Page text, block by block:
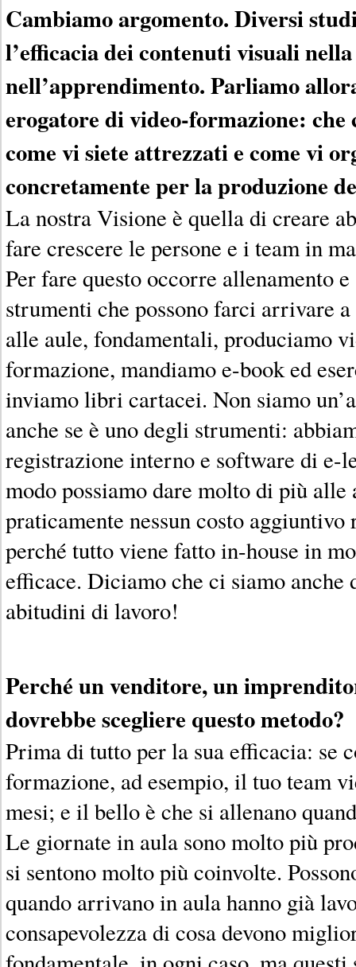
Cambiamo argomento. Diversi
l’efficacia dei contenuti visuali
nell’apprendimento. Parliamo
erogatore di video-formazione: che
come vi siete attrezzati e come vi
concretamente per la produzione
La nostra Visione è quella di creare
fare crescere le persone e i team in
Per fare questo occorre allenamento
strumenti che possono farci arrivare
alle aule, fondamentali, produciamo
formazione, mandiamo e-book ed
inviamo libri cartacei. Non siamo
anche se è uno degli strumenti:
registrazione interno e software di e-
modo possiamo dare molto di più alle
praticamente nessun costo
perché tutto viene fatto in-house in
efficace. Diciamo che ci siamo anche
abitudini di lavoro!
Perché un venditore, un
dovrebbe scegliere questo metodo?
Prima di tutto per la sua efficacia: se
formazione, ad esempio, il tuo team
mesi; e il bello è che si allenano
Le giornate in aula sono molto più
si sentono molto più coinvolte.
quando arrivano in aula hanno già
consapevolezza di cosa devono